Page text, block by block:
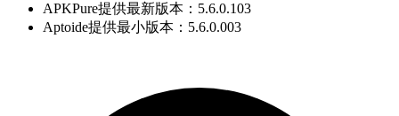
APKPure提供最新版本：5.6.0.103
Aptoide提供最小版本：5.6.0.003